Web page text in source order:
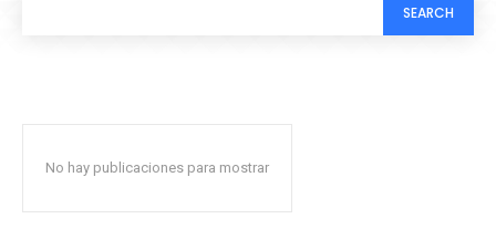
SEARCH
No hay publicaciones para mostrar